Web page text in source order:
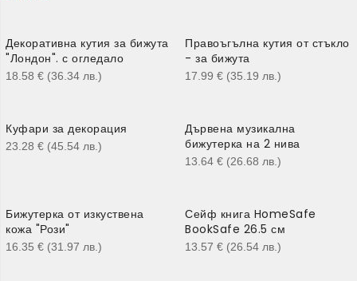
Декоративна кутия за бижута
"Лондон". с огледало
18.58 € (36.34 лв. )
Правоъгълна кутия от стъкло
- за бижута
17.99 € (35.19 лв. )
Куфари за декорация
23.28 € (45.54 лв. )
Дървена музикална
бижутерка на 2 нива
13.64 € (26.68 лв. )
Бижутерка от изкуствена
кожа "Рози"
16.35 € (31.97 лв. )
Сейф книга HomeSafe
BookSafe 26.5 см
13.57 € (26.54 лв. )